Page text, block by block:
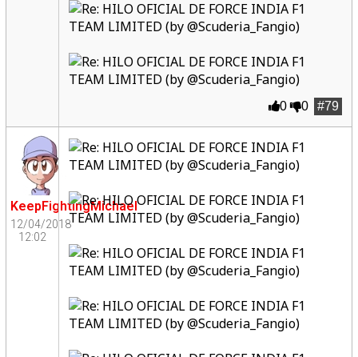
#79
0 0
KeepFightingMichael
12/04/2018
12:02